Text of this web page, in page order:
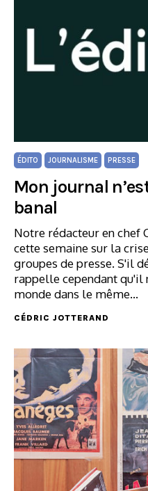
ÉDITO JOURNALISME PRESSE
Mon journal
banal
Notre rédacteur en chef
cette semaine sur la
groupes de presse. S'il
rappelle cependant
monde dans le même…
CÉDRIC JOTTERAND